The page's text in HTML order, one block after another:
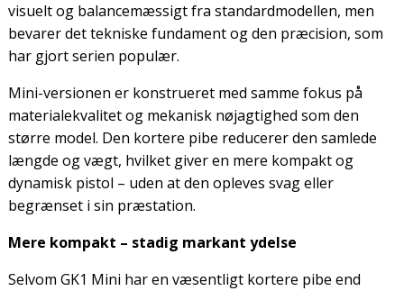
visuelt og balancemæssigt fra standardmodellen, men
bevarer det tekniske fundament og den præcision, som
har gjort serien populær.
Mini-versionen er konstrueret med samme fokus på
materialekvalitet og mekanisk nøjagtighed som den
større model. Den kortere pibe reducerer den samlede
længde og vægt, hvilket giver en mere kompakt og
dynamisk pistol – uden at den opleves svag eller
begrænset i sin præstation.
Mere kompakt – stadig markant ydelse
Selvom GK1 Mini har en væsentligt kortere pibe end